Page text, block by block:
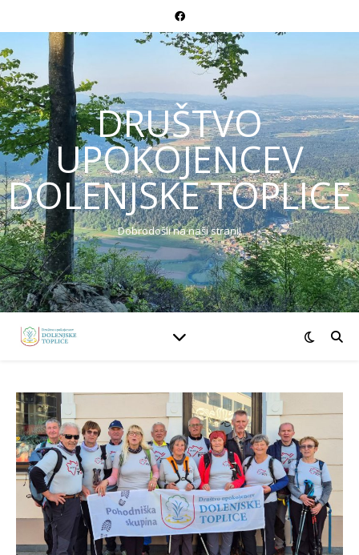
DRUŠTVO
UPOKOJENCEV
DOLENJSKE TOPLICE
Dobrodošli na naši strani!